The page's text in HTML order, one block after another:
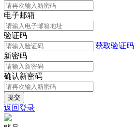
电子邮箱
验证码
获取验证码
新密码
确认新密码
返回登录